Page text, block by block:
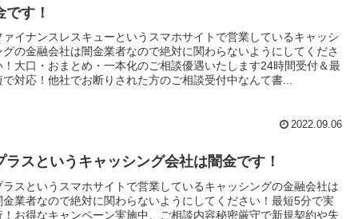
です！
ァイナンスレスキューというスマホサイトで営業しているキャッシ
グの金融会社は闇金業者なので絶対に関わらないようにしてくださ
！大口・おまとめ・一本化のご相談優遇いたします24時間受付＆最
で対応！他社でお断りされた方のご相談受付中なんて書...
2022.09.06
ラスというキャッシング会社は闇金です！
ラスというスマホサイトで営業しているキャッシングの金融会社は
金業者なので絶対に関わらないようにしてください！最短5分で実
！お得なキャンペーン実施中、ご相談内容秘密厳守で新規契約や失